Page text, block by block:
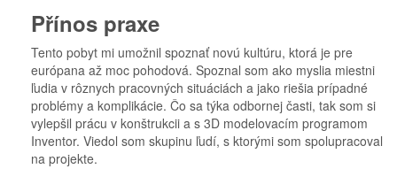
Přínos praxe
Tento pobyt mi umožnil spoznať novú kultúru, ktorá je pre
európana až moc pohodová. Spoznal som ako myslia miestni
ľudia v rôznych pracovných situáciách a jako riešia prípadné
problémy a komplikácie. Čo sa týka odbornej časti, tak som si
vylepšil prácu v konštrukcii a s 3D modelovacím programom
Inventor. Viedol som skupinu ľudí, s ktorými som spolupracoval
na projekte.